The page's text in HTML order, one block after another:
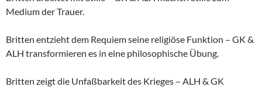
Medium der Trauer.
Britten entzieht dem Requiem seine religiöse Funktion – GK &
ALH transformieren es in eine philosophische Übung.
Britten zeigt die Unfaßbarkeit des Krieges – ALH & GK